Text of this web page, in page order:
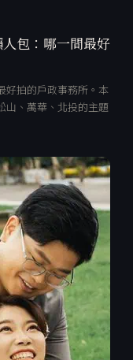
包：哪一間最好
好拍的戶政事務所。本
山、萬華、北投的主題